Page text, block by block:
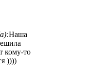
Наша
кому-то
))))